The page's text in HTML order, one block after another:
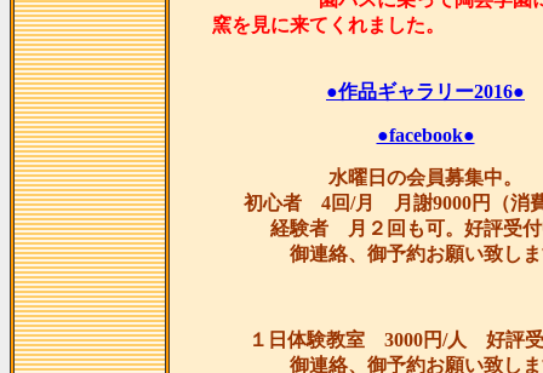
窯を見に来てくれま
●作品ギャラリー2016●
●facebook●
水曜日の会員募集中。
初心者 4回/月 月謝9000円（消
経験者 月２回も可。好評受
御連絡、御予約お願い致し
１日体験教室 3000円/人 好評
御連絡、御予約お願い致し